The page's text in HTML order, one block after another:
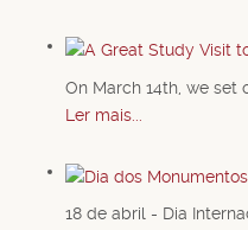
On March 14th, we set
Ler mais...
18 de abril - Dia